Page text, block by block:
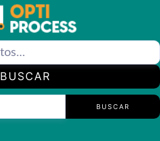
BUSCAR
BUSCAR